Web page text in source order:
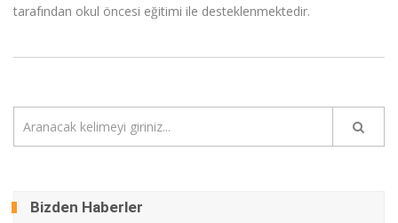
tarafından okul öncesi eğitimi ile desteklenmektedir.
Bizden Haberler